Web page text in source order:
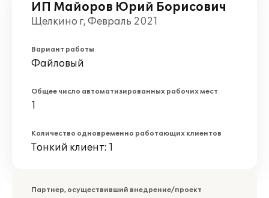
ИП Майоров Юрий Борисович
Щелкино г, Февраль 2021
Вариант работы
Файловый
Общее число автоматизированных рабочих мест
1
Количество одновременно работающих клиентов
Тонкий клиент: 1
Партнер, осуществивший внедрение/проект